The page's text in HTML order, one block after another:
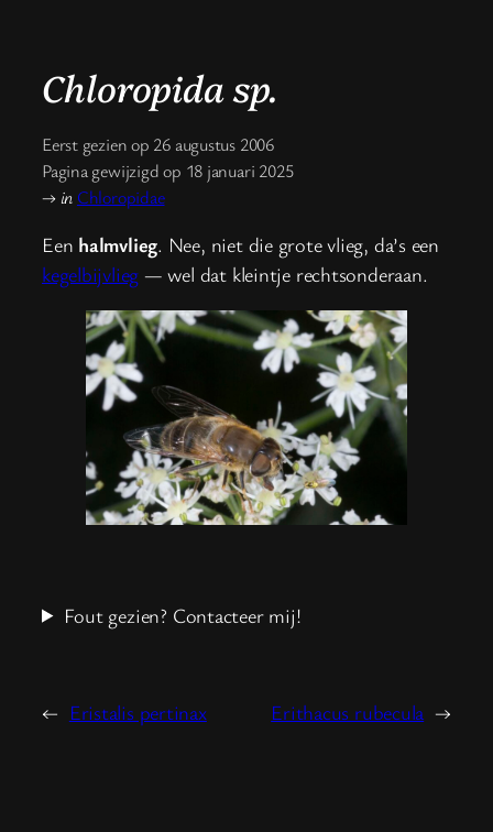
Chloropida sp.
Eerst gezien op 26 augustus 2006
Pagina gewijzigd op 18 januari 2025
→ in Chloropidae
Een halmvlieg. Nee, niet die grote vlieg, da’s een
kegelbijvlieg — wel dat kleintje rechtsonderaan.
Fout gezien? Contacteer mij!
← Eristalis pertinax Erithacus rubecula →